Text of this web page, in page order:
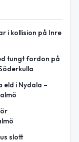
i kollision på Inre
tungt fordon på
eld i Nydala –
slott